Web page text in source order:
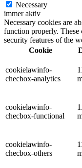
Necessary
immer aktiv
Necessary cookies are
function properly. These
security features of the
Cookie
cookielawinfo-
checbox-analytics
cookielawinfo-
checbox-functional
cookielawinfo-
checbox-others